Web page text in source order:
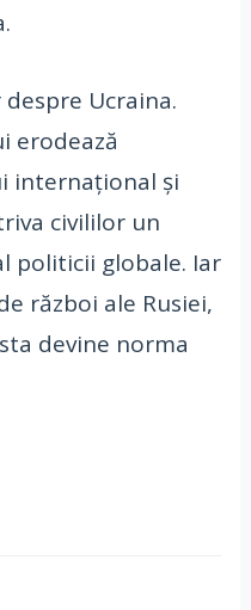
Ucraina.
erodează
internațional și
civililor un
politicii globale. Iar
război ale Rusiei,
devine norma